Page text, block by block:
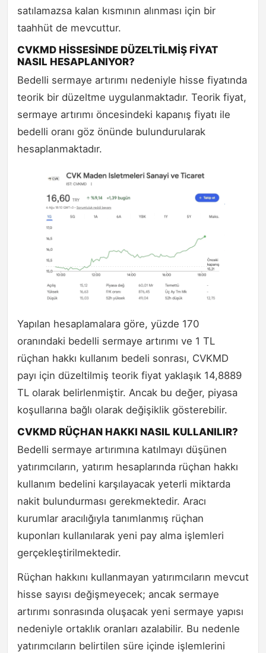
satılamazsa kalan kısmının alınması için bir
taahhüt de mevcuttur.
CVKMD HİSSESİNDE DÜZELTİLMİŞ FİYAT
NASIL HESAPLANIYOR?
Bedelli sermaye artırımı nedeniyle hisse fiyatında
teorik bir düzeltme uygulanmaktadır. Teorik fiyat,
sermaye artırımı öncesindeki kapanış fiyatı ile
bedelli oranı göz önünde bulundurularak
hesaplanmaktadır.
Yapılan hesaplamalara göre, yüzde 170
oranındaki bedelli sermaye artırımı ve 1 TL
rüçhan hakkı kullanım bedeli sonrası, CVKMD
payı için düzeltilmiş teorik fiyat yaklaşık 14,8889
TL olarak belirlenmiştir. Ancak bu değer, piyasa
koşullarına bağlı olarak değişiklik gösterebilir.
CVKMD RÜÇHAN HAKKI NASIL KULLANILIR?
Bedelli sermaye artırımına katılmayı düşünen
yatırımcıların, yatırım hesaplarında rüçhan hakkı
kullanım bedelini karşılayacak yeterli miktarda
nakit bulundurması gerekmektedir. Aracı
kurumlar aracılığıyla tanımlanmış rüçhan
kuponları kullanılarak yeni pay alma işlemleri
gerçekleştirilmektedir.
Rüçhan hakkını kullanmayan yatırımcıların mevcut
hisse sayısı değişmeyecek; ancak sermaye
artırımı sonrasında oluşacak yeni sermaye yapısı
nedeniyle ortaklık oranları azalabilir. Bu nedenle
yatırımcıların belirtilen süre içinde işlemlerini